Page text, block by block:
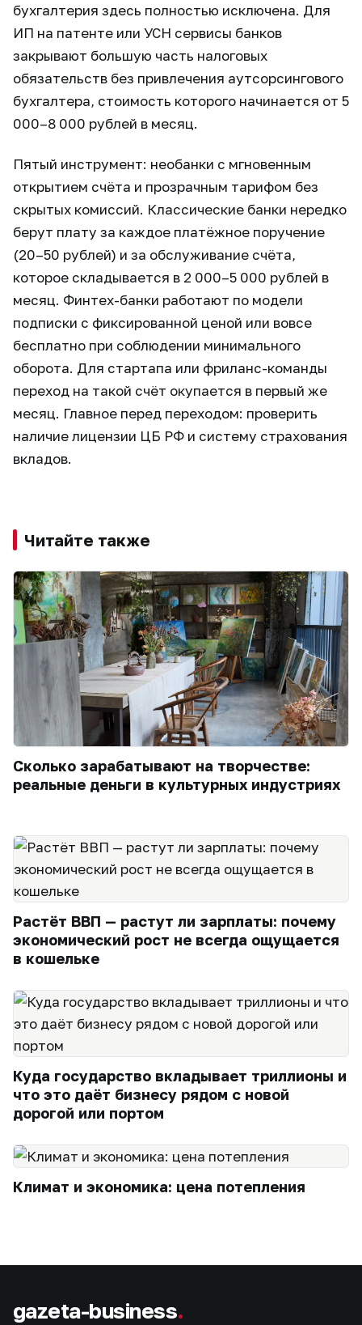
бухгалтерия здесь полностью исключена. Для
ИП на патенте или УСН сервисы банков
закрывают большую часть налоговых
обязательств без привлечения аутсорсингового
бухгалтера, стоимость которого начинается от 5
000–8 000 рублей в месяц.
Пятый инструмент: необанки с мгновенным
открытием счёта и прозрачным тарифом без
скрытых комиссий. Классические банки нередко
берут плату за каждое платёжное поручение
(20–50 рублей) и за обслуживание счёта,
которое складывается в 2 000–5 000 рублей в
месяц. Финтех-банки работают по модели
подписки с фиксированной ценой или вовсе
бесплатно при соблюдении минимального
оборота. Для стартапа или фриланс-команды
переход на такой счёт окупается в первый же
месяц. Главное перед переходом: проверить
наличие лицензии ЦБ РФ и систему страхования
вкладов.
Читайте также
Сколько зарабатывают на творчестве:
реальные деньги в культурных индустриях
Растёт ВВП — растут ли зарплаты: почему
экономический рост не всегда ощущается
в кошельке
Куда государство вкладывает триллионы и
что это даёт бизнесу рядом с новой
дорогой или портом
Климат и экономика: цена потепления
gazeta-business.